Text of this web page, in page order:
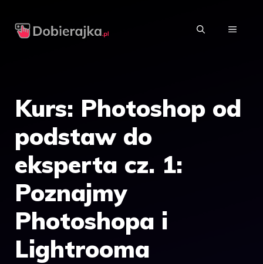
MENU
Kurs: Photoshop od
podstaw do
eksperta cz. 1:
Poznajmy
Photoshopa i
Lightrooma